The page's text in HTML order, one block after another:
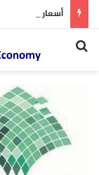
بحث عن